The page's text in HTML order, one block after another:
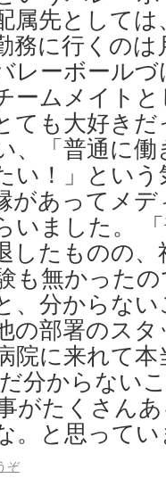
属先として
務に行くのは
レーボール
ームメイト
ても大好き
、「普通に
い！」とい
があってメ
いました。
したものの
も無かった
、分からな
の部署のス
院に来れて
分からない
がたくさん
。と思って
ぞ